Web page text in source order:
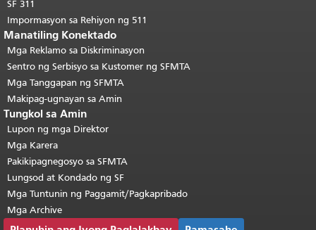
SF 311
Impormasyon sa Rehiyon ng 511
Manatiling Konektado
Mga Reklamo sa Diskriminasyon
Sentro ng Serbisyo sa Kustomer ng SFMTA
Mga Tanggapan ng SFMTA
Makipag-ugnayan sa Amin
Tungkol sa Amin
Lupon ng mga Direktor
Mga Karera
Pakikipagnegosyo sa SFMTA
Lungsod at Kondado ng SF
Mga Tuntunin ng Paggamit/Pagkapribado
Mga Archive